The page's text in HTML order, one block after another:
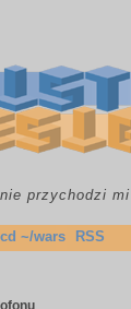
przychodzi mi
cd ~/wars RSS